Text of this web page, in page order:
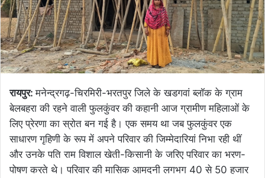
रायपुर:मनेन्द्रगढ़-चिरमिरी-भरतपुर जिले के खडगवां ब्लॉक के ग्राम
बेलबहरा की रहने वाली फुलकुंवर की कहानी आज ग्रामीण महिलाओं के
लिए प्रेरणा का स्रोत बन गई है। एक समय था जब फुलकुंवर एक
साधारण गृहिणी के रूप में अपने परिवार की जिम्मेदारियां निभा रही थीं
और उनके पति राम विशाल खेती-किसानी के जरिए परिवार का भरण-
पोषण करते थे। परिवार की मासिक आमदनी लगभग 40 से 50 हजार